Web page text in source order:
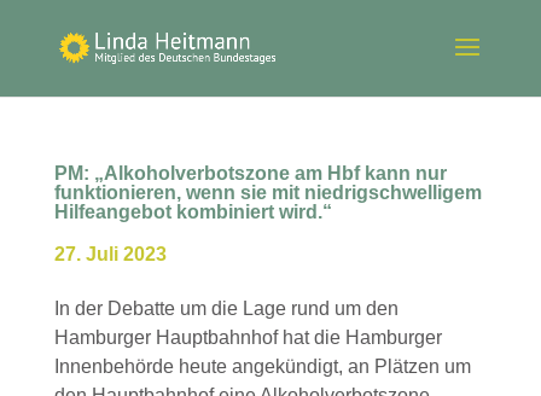
PM: „Alkoholverbotszone am Hbf kann nur
funktionieren, wenn sie mit niedrigschwelligem
Hilfeangebot kombiniert wird.“
27. Juli 2023
In der Debatte um die Lage rund um den
Hamburger Hauptbahnhof hat die Hamburger
Innenbehörde heute angekündigt, an Plätzen um